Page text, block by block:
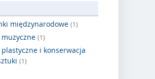
międzynarodowe (1)
(1)
i konserwacja
(1)